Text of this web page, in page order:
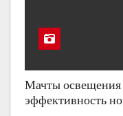
Мачты
эффективность